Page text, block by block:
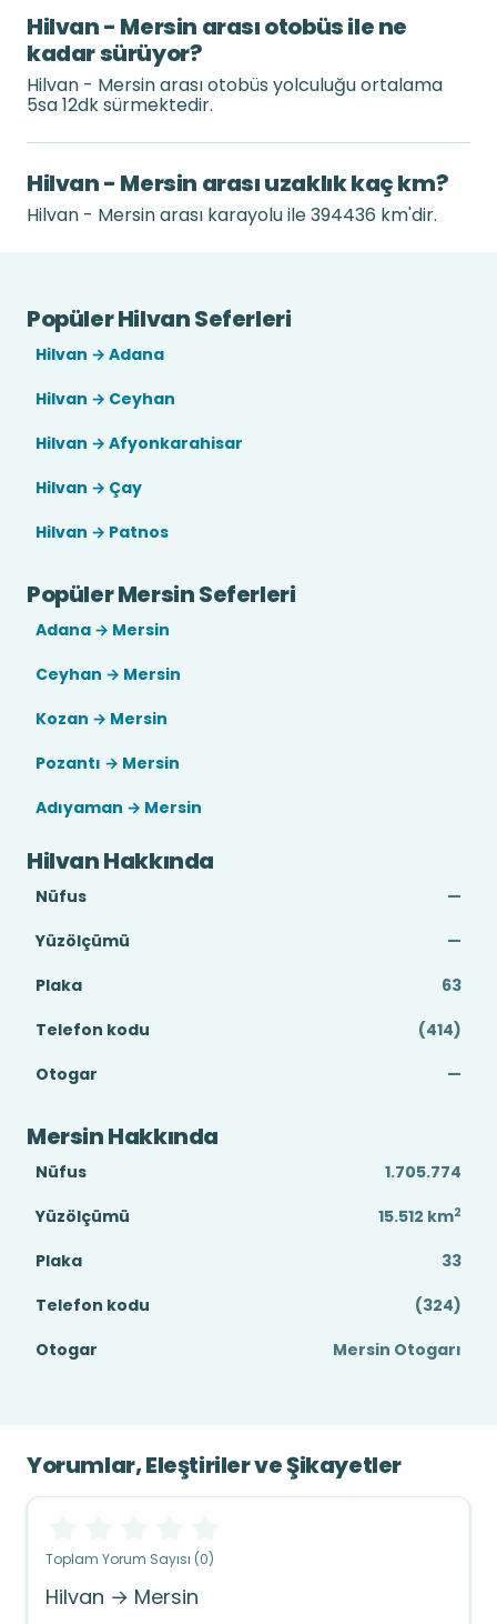
Hilvan - Mersin arası otobüs ile ne
kadar sürüyor?
Hilvan - Mersin arası otobüs yolculuğu ortalama
5sa 12dk sürmektedir.
Hilvan - Mersin arası uzaklık kaç km?
Hilvan - Mersin arası karayolu ile 394436 km'dir.
Popüler Hilvan Seferleri
Hilvan → Adana
Hilvan → Ceyhan
Hilvan → Afyonkarahisar
Hilvan → Çay
Hilvan → Patnos
Popüler Mersin Seferleri
Adana → Mersin
Ceyhan → Mersin
Kozan → Mersin
Pozantı → Mersin
Adıyaman → Mersin
Hilvan Hakkında
Nüfus
—
Yüzölçümü
—
Plaka
63
Telefon kodu
(414)
Otogar
—
Mersin Hakkında
Nüfus
1.705.774
Yüzölçümü
15.512 km2
Plaka
33
Telefon kodu
(324)
Otogar
Mersin Otogarı
Yorumlar, Eleştiriler ve Şikayetler
Toplam Yorum Sayısı (0)
Hilvan → Mersin